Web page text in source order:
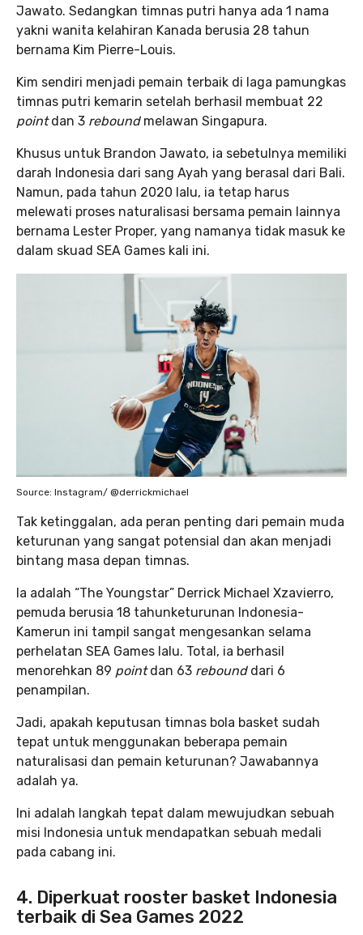
Jawato. Sedangkan timnas putri hanya ada 1 nama
yakni wanita kelahiran Kanada berusia 28 tahun
bernama Kim Pierre-Louis.
Kim sendiri menjadi pemain terbaik di laga pamungkas
timnas putri kemarin setelah berhasil membuat 22
pointdan 3 reboundmelawan Singapura.
Khusus untuk Brandon Jawato, ia sebetulnya memiliki
darah Indonesia dari sang Ayah yang berasal dari Bali.
Namun, pada tahun 2020 lalu, ia tetap harus
melewati proses naturalisasi bersama pemain lainnya
bernama Lester Proper, yang namanya tidak masuk ke
dalam skuad SEA Games kali ini.
Source: Instagram/ @derrickmichael
Tak ketinggalan, ada peran penting dari pemain muda
keturunan yang sangat potensial dan akan menjadi
bintang masa depan timnas.
Ia adalah “The Youngstar” Derrick Michael Xzavierro,
pemuda berusia 18 tahunketurunan Indonesia-
Kamerun ini tampil sangat mengesankan selama
perhelatan SEA Games lalu. Total, ia berhasil
menorehkan 89 pointdan 63 rebounddari 6
penampilan.
Jadi, apakah keputusan timnas bola basket sudah
tepat untuk menggunakan beberapa pemain
naturalisasi dan pemain keturunan? Jawabannya
adalah ya.
Ini adalah langkah tepat dalam mewujudkan sebuah
misi Indonesia untuk mendapatkan sebuah medali
pada cabang ini.
4. Diperkuat rooster basket Indonesia
terbaik di Sea Games 2022